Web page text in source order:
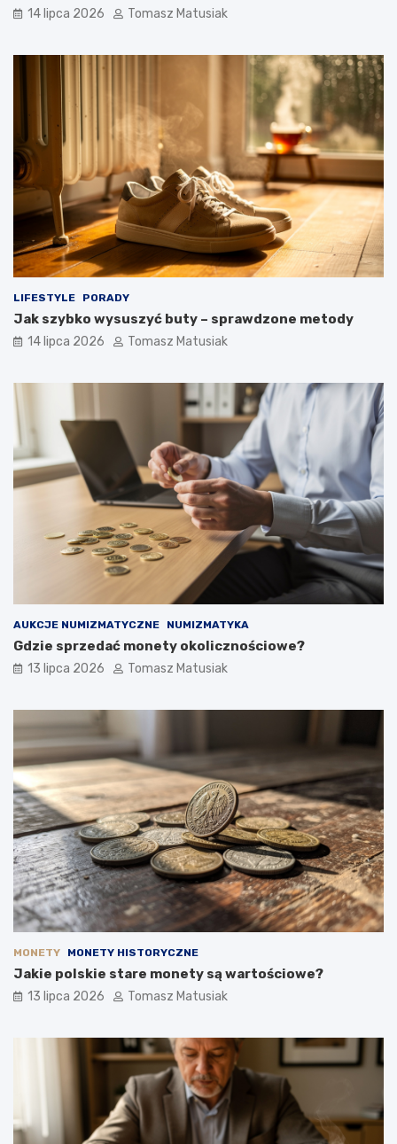
14 lipca 2026 Tomasz Matusiak
LIFESTYLE PORADY
Jak szybko wysuszyć buty – sprawdzone metody
14 lipca 2026 Tomasz Matusiak
AUKCJE NUMIZMATYCZNE NUMIZMATYKA
Gdzie sprzedać monety okolicznościowe?
13 lipca 2026 Tomasz Matusiak
MONETY MONETY HISTORYCZNE
Jakie polskie stare monety są wartościowe?
13 lipca 2026 Tomasz Matusiak